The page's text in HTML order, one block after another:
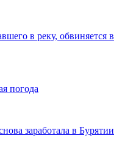
в реку, обвиняется в
погода
заработала в Бурятии